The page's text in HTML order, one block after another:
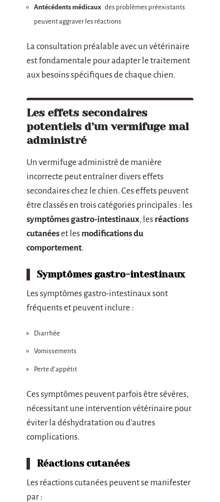
Antécédents médicaux : des problèmes préexistants
peuvent aggraver les réactions
La consultation préalable avec un vétérinaire
est fondamentale pour adapter le traitement
aux besoins spécifiques de chaque chien.
Les effets secondaires
potentiels d’un vermifuge mal
administré
Un vermifuge administré de manière
incorrecte peut entraîner divers effets
secondaires chez le chien. Ces effets peuvent
être classés en trois catégories principales : les
symptômes gastro-intestinaux, les réactions
cutanéeset les modifications du
comportement.
Symptômes gastro-intestinaux
Les symptômes gastro-intestinaux sont
fréquents et peuvent inclure :
Diarrhée
Vomissements
Perte d’appétit
Ces symptômes peuvent parfois être sévères,
nécessitant une intervention vétérinaire pour
éviter la déshydratation ou d’autres
complications.
Réactions cutanées
Les réactions cutanées peuvent se manifester
par :